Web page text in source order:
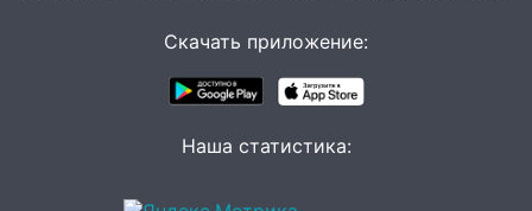
Губернатор Ульяновской области:
уничтожено четыре беспилотника в
В Ульяновске дотла сгорел
Скачать приложение:
Наша статистика: